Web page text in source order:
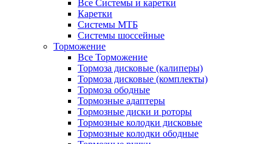
Все Системы и каретки
Каретки
Системы МТБ
Системы шоссейные
Торможение
Все Торможение
Тормоза дисковые (калиперы)
Тормоза дисковые (комплекты)
Тормоза ободные
Тормозные адаптеры
Тормозные диски и роторы
Тормозные колодки дисковые
Тормозные колодки ободные